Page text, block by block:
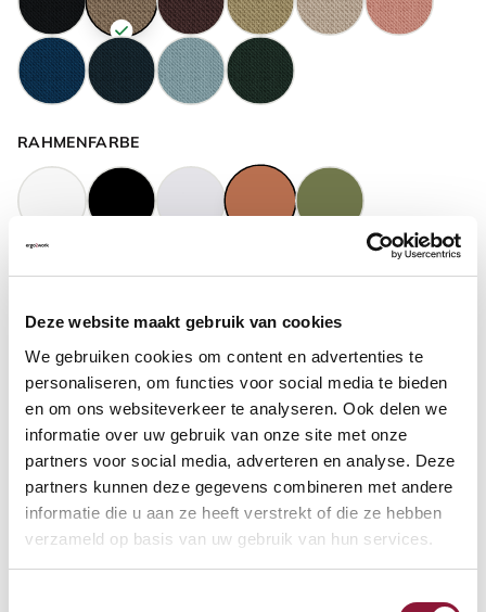
Deze website maakt gebruik van cookies
We gebruiken cookies om content en advertenties te
personaliseren, om functies voor social media te bieden
en om ons websiteverkeer te analyseren. Ook delen we
informatie over uw gebruik van onze site met onze
partners voor social media, adverteren en analyse. Deze
partners kunnen deze gegevens combineren met andere
informatie die u aan ze heeft verstrekt of die ze hebben
verzameld op basis van uw gebruik van hun services.
RAHMENFARBE
GASFEDERHÖHE
BODENKONTAKT
FUSSRING ?